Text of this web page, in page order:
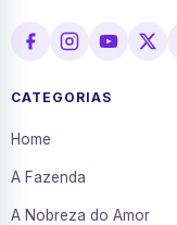
CATEGORIAS
Home
A Fazenda
A Nobreza do Amor